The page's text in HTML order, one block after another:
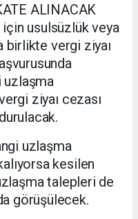
ALINACAK
için usulsüzlük veya
birlikte vergi ziyaı
uzlaşma
ziyaı cezası
uzlaşma
kesilen
talepleri de
görüşülecek.